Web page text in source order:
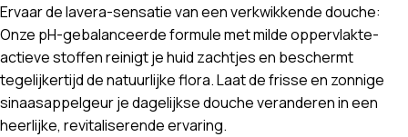
Ervaar de lavera-sensatie van een verkwikkende douche:
Onze pH-gebalanceerde formule met milde oppervlakte-
actieve stoffen reinigt je huid zachtjes en beschermt
tegelijkertijd de natuurlijke flora. Laat de frisse en zonnige
sinaasappelgeur je dagelijkse douche veranderen in een
heerlijke, revitaliserende ervaring.